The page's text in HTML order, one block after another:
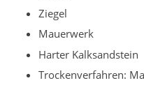
Ziegel
Mauerwerk
Harter Kalksandstein
Trockenverfahren: